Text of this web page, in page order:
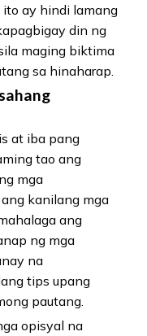
ay hindi lamang
din ng
maging biktima
sa hinaharap.
at iba pang
tao ang
mga
kanilang mga
ang
ng mga
na
tips upang
pautang.
opisyal na